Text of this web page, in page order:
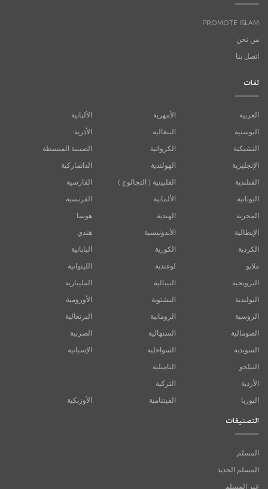
PROMOTE ISLAM
من نحن
اتصل بنا
لغات
الألبانية الأمهرية العربية
الأذرية البنغالية البوسنية
الصينية المبسطة الكرواتية التشيكية
الدانماركية الهولندية الإنجليزية
الفارسية الفلبينية ( التجالوج ) الفنلندية
الفرنسية الألمانية اليونانية
هوسا الهندية المجرية
هندي الأندونيسية الإيطالية
اليابانية الكورية الكردية
الليتوانية لوغندية ملايو
المليبارية النيبالية النرويجية
الأورومية البشتوية البولندية
البرتغالية الرومانية الروسية
الصربية السنهالية الصومالية
الإسبانية السواحلية السويدية
التاميلية التيلجو
التركية الأردية
الأوزبكية الفيتنامية اليوربا
التصنيفات
المسلم
المسلم الجديد
غير المسلم